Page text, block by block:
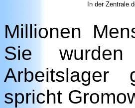
In der Zentrale
Millionen
Sie wurden
Arbeitslager
spricht